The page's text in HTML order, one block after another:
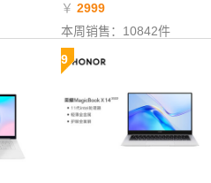
￥ 2999
本周销售：10842件
9